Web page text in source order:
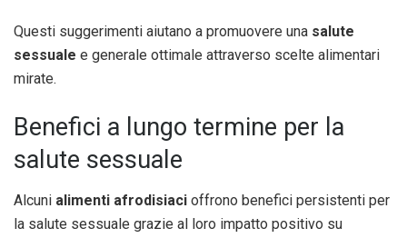
Questi suggerimenti aiutano a promuovere una salute
sessuale e generale ottimale attraverso scelte alimentari
mirate.
Benefici a lungo termine per la
salute sessuale
Alcuni alimenti afrodisiaci offrono benefici persistenti per
la salute sessuale grazie al loro impatto positivo su